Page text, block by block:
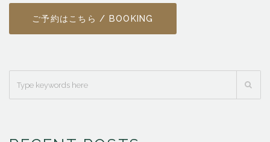
ご予約はこちら / BOOKING